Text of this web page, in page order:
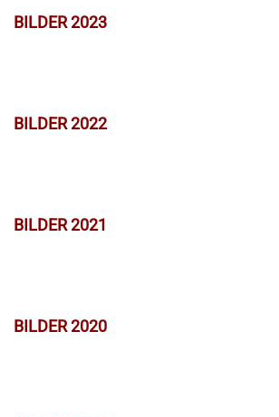
BILDER 2023
BILDER 2022
BILDER 2021
BILDER 2020